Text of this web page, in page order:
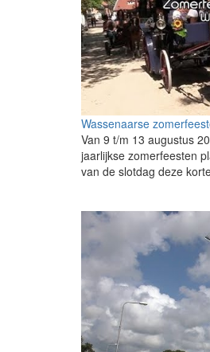
Wassenaarse
Van 9 t/m 13 augustus
jaarlijkse zomerfeesten
van de slotdag deze